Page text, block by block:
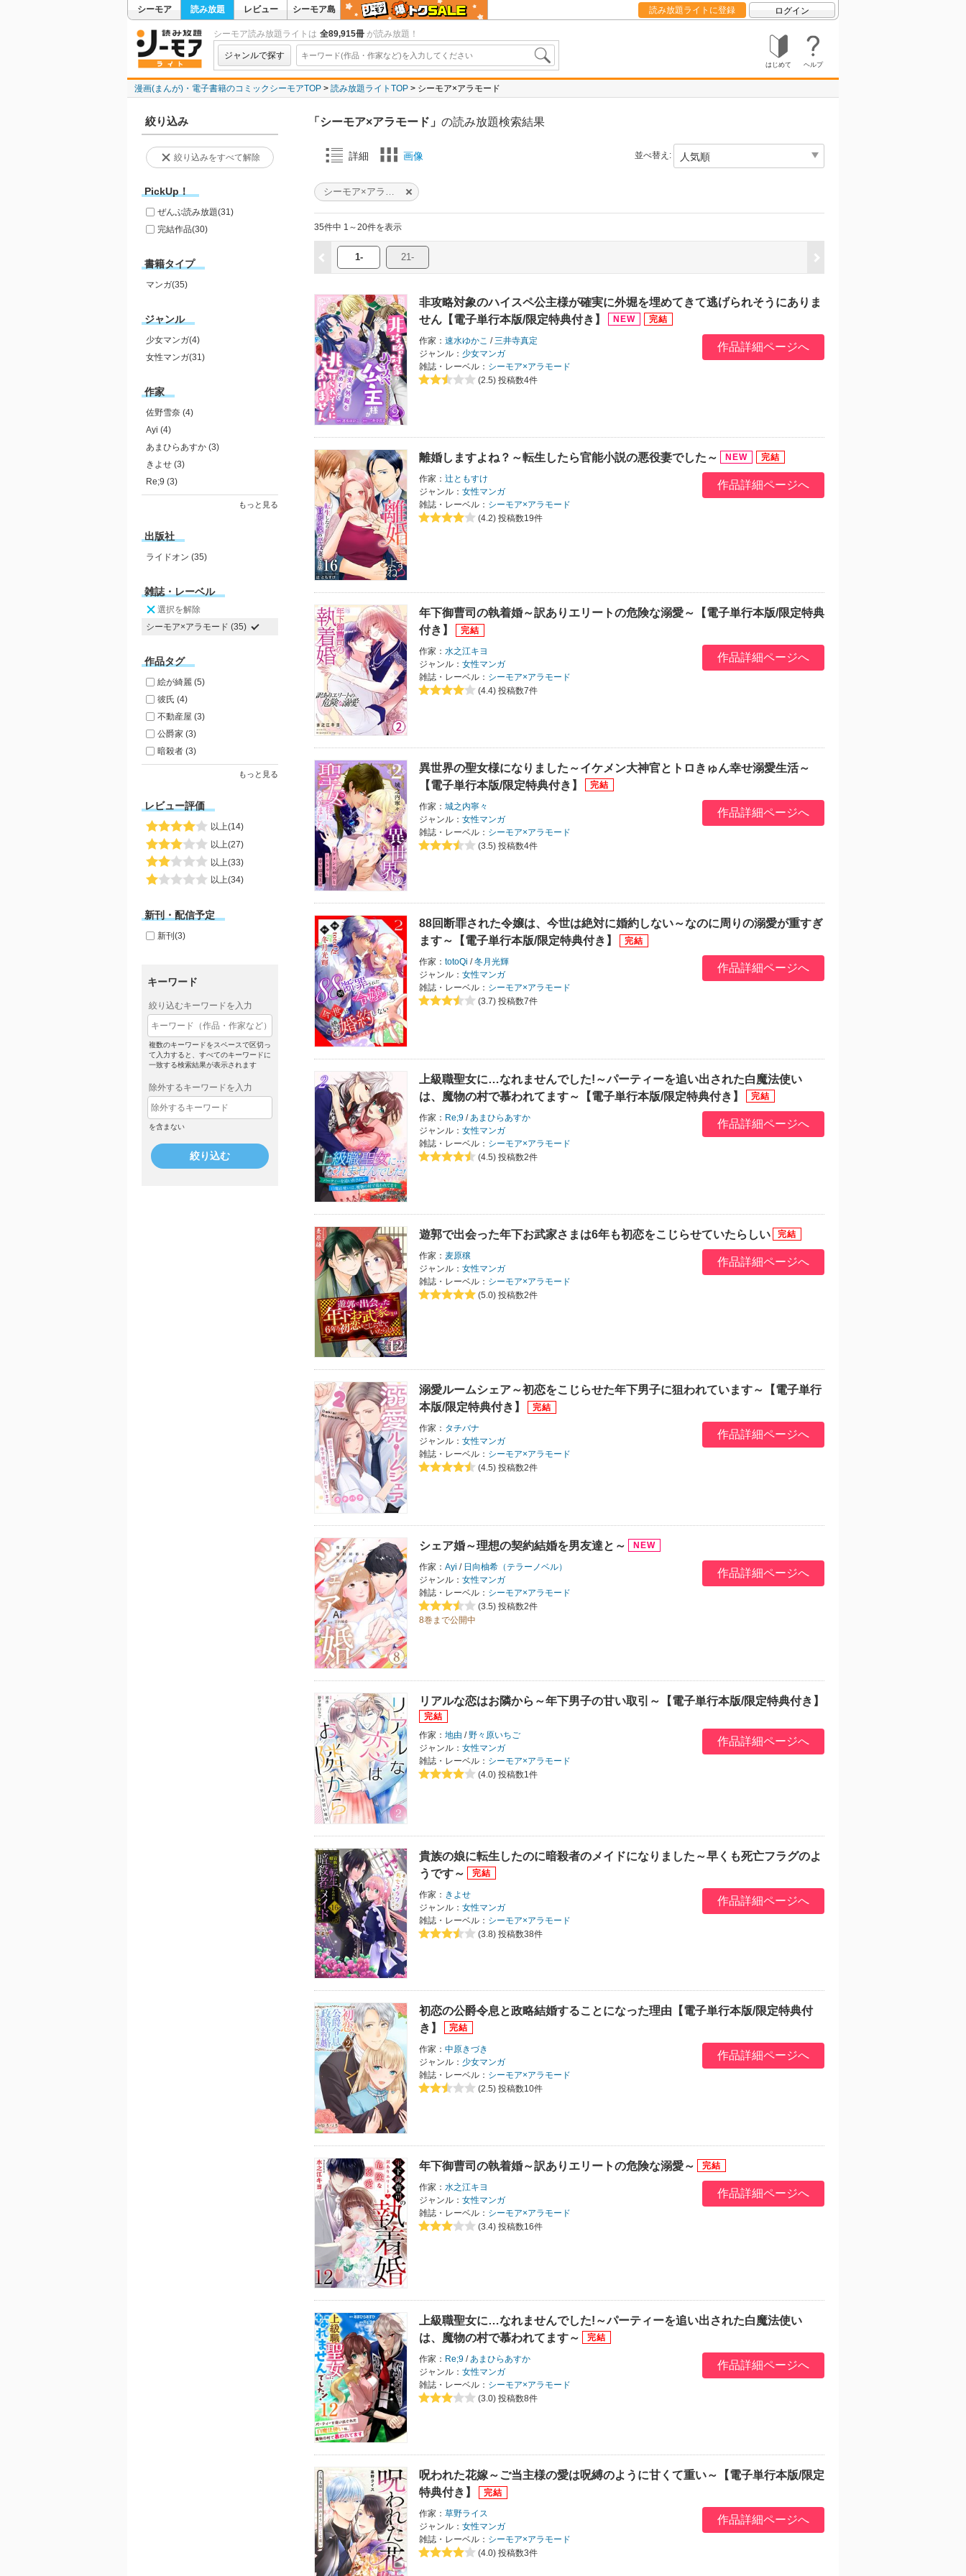
シーモア 読み放題 レビュー シーモア島 読み放題ライトに登録 ログイン
シーモア読み放題ライトは 全89,915冊 が読み放題！
ジャンルで探す
はじめて ヘルプ
漫画(まんが)・電子書籍のコミックシーモアTOP 読み放題ライトTOP シーモア×アラモード
絞り込み
絞り込みをすべて解除
PickUp！
ぜんぶ読み放題(31)
完結作品(30)
書籍タイプ
マンガ(35)
ジャンル
少女マンガ(4)
女性マンガ(31)
作家
佐野雪奈 (4)
Ayi (4)
あまひらあすか (3)
きよせ (3)
Re;9 (3)
もっと見る
出版社
ライドオン (35)
雑誌・レーベル
選択を解除
シーモア×アラモード (35)
作品タグ
絵が綺麗 (5)
彼氏 (4)
不動産屋 (3)
公爵家 (3)
暗殺者 (3)
もっと見る
レビュー評価
以上(14)
以上(27)
以上(33)
以上(34)
新刊・配信予定
新刊(3)
キーワード
絞り込むキーワードを入力
複数のキーワードをスペースで区切っ
て入力すると、すべてのキーワードに
一致する検索結果が表示されます
除外するキーワードを入力
を含まない
絞り込む
「シーモア×アラモード」 の読み放題検索結果
詳細 画像 並べ替え:
35件中 1～20件を表示
1- 21-
非攻略対象のハイスペ公主様が確実に外堀を埋めてきて逃げられそうにありま
せん【電子単行本版/限定特典付き】
作家： 速水ゆかこ /三井寺真定
ジャンル： 少女マンガ
雑誌・レーベル： シーモア×アラモード
(2.5) 投稿数4件
作品詳細ページへ
離婚しますよね？～転生したら官能小説の悪役妻でした～
作家： 辻ともすけ
ジャンル： 女性マンガ
雑誌・レーベル： シーモア×アラモード
(4.2) 投稿数19件
作品詳細ページへ
年下御曹司の執着婚～訳ありエリートの危険な溺愛～【電子単行本版/限定特典
付き】
作家： 水之江キヨ
ジャンル： 女性マンガ
雑誌・レーベル： シーモア×アラモード
(4.4) 投稿数7件
作品詳細ページへ
異世界の聖女様になりました～イケメン大神官とトロきゅん幸せ溺愛生活～
【電子単行本版/限定特典付き】
作家： 城之内寧々
ジャンル： 女性マンガ
雑誌・レーベル： シーモア×アラモード
(3.5) 投稿数4件
作品詳細ページへ
88回断罪された令嬢は、今世は絶対に婚約しない～なのに周りの溺愛が重すぎ
ます～【電子単行本版/限定特典付き】
作家： totoQi /冬月光輝
ジャンル： 女性マンガ
雑誌・レーベル： シーモア×アラモード
(3.7) 投稿数7件
作品詳細ページへ
上級職聖女に…なれませんでした!～パーティーを追い出された白魔法使い
は、魔物の村で慕われてます～【電子単行本版/限定特典付き】
作家： Re;9 / あまひらあすか
ジャンル： 女性マンガ
雑誌・レーベル： シーモア×アラモード
(4.5) 投稿数2件
作品詳細ページへ
遊郭で出会った年下お武家さまは6年も初恋をこじらせていたらしい
作家： 麦原穣
ジャンル： 女性マンガ
雑誌・レーベル： シーモア×アラモード
(5.0) 投稿数2件
作品詳細ページへ
溺愛ルームシェア～初恋をこじらせた年下男子に狙われています～【電子単行
本版/限定特典付き】
作家： タチバナ
ジャンル： 女性マンガ
雑誌・レーベル： シーモア×アラモード
(4.5) 投稿数2件
作品詳細ページへ
シェア婚～理想の契約結婚を男友達と～
作家： Ayi / 日向柚希（テラーノベル）
ジャンル： 女性マンガ
雑誌・レーベル： シーモア×アラモード
(3.5) 投稿数2件
8巻まで公開中
作品詳細ページへ
リアルな恋はお隣から～年下男子の甘い取引～【電子単行本版/限定特典付き】
作家： 地由 /野々原いちご
ジャンル： 女性マンガ
雑誌・レーベル： シーモア×アラモード
(4.0) 投稿数1件
作品詳細ページへ
貴族の娘に転生したのに暗殺者のメイドになりました～早くも死亡フラグのよ
うです～
作家： きよせ
ジャンル： 女性マンガ
雑誌・レーベル： シーモア×アラモード
(3.8) 投稿数38件
作品詳細ページへ
初恋の公爵令息と政略結婚することになった理由【電子単行本版/限定特典付
き】
作家： 中原きづき
ジャンル： 少女マンガ
雑誌・レーベル： シーモア×アラモード
(2.5) 投稿数10件
作品詳細ページへ
年下御曹司の執着婚～訳ありエリートの危険な溺愛～
作家： 水之江キヨ
ジャンル： 女性マンガ
雑誌・レーベル： シーモア×アラモード
(3.4) 投稿数16件
作品詳細ページへ
上級職聖女に…なれませんでした!～パーティーを追い出された白魔法使い
は、魔物の村で慕われてます～
作家： Re;9 / あまひらあすか
ジャンル： 女性マンガ
雑誌・レーベル： シーモア×アラモード
(3.0) 投稿数8件
作品詳細ページへ
呪われた花嫁～ご当主様の愛は呪縛のように甘くて重い～【電子単行本版/限定
特典付き】
作家： 草野ライス
ジャンル： 女性マンガ
雑誌・レーベル： シーモア×アラモード
(4.0) 投稿数3件
作品詳細ページへ